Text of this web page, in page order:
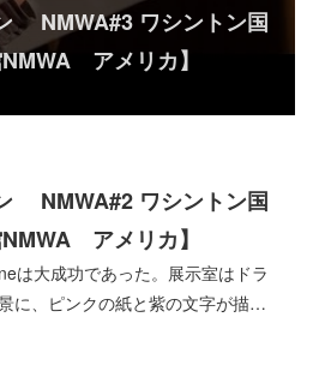
NMWA#3 ワシントン国
アメリカ】
NMWA#2 ワシントン国
アメリカ】
は大成功であった。展示室はドラ
に、ピンクの紙と紫の文字が描…